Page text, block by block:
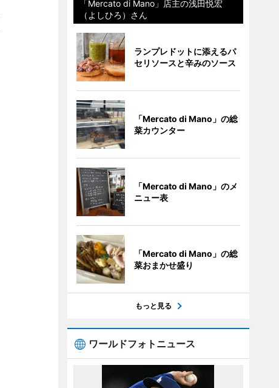
「Mercato di Mano」店主の浅田悦宏
（よしひろ）さん
ランプレドットに添えるパ
セリソースと辛みのソース
「Mercato di Mano」の総
菜カウンター
「Mercato di Mano」のメ
ニュー表
「Mercato di Mano」の総
菜おまかせ盛り
もっと見る
ワールドフォトニュース